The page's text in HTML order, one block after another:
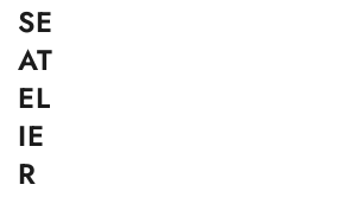
SE
AT
EL
IE
R